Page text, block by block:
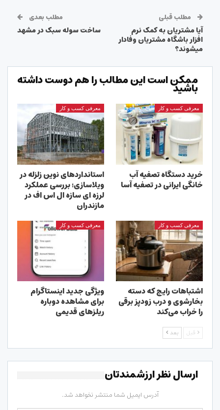
مطلب قبلی
آیا مشتریان به کمک نرم
افزار باشگاه مشتریان وفادار
میشوند؟
مطلب بعدی
ساخت سوله سبک در مشهد
ممکن است این مطالب را هم دوست داشته
باشید
معرفی کسب و کار
خرید دستگاه تصفیه آب
خانگی ایرانی در تصفیه آسا
معرفی کسب و کار
استانداردهای نوین زلزله در
ویلاسازی؛ بررسی عملکرد
لرزه ای سازه ال اس اف در
مازندران
معرفی کسب و کار
اشتباهات رایج که دسته
بخارشوی و درب زودپز برقی
را خراب می‌کند
معرفی کسب و کار
ویژگی جدید اینستاگرام
برای مشاهده دوباره
ریلزهای قدیمی
قبل بعد
ارسال نظر ارزشمندتان
آدرس ایمیل شما منتشر نخواهد شد.